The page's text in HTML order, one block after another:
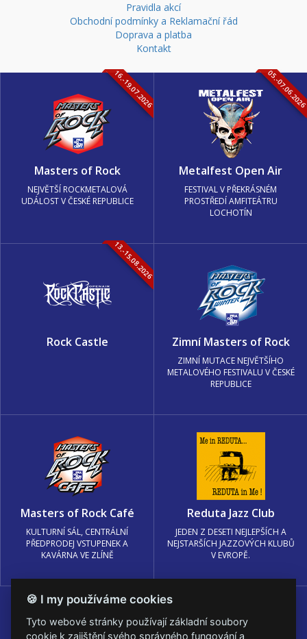
Pravidla akcí
Obchodní podmínky a Reklamační řád
Doprava a platba
Kontakt
16.-19.07.2026
Masters of Rock
NEJVĚTŠÍ ROCKMETALOVÁ
UDÁLOST V ČESKÉ REPUBLICE
05.-
Metalfest Open Air
FESTIVAL V PŘEKRÁSNÉM
PROSTŘEDÍ AMFITEÁTRU
LOCHOTÍN
13.-15.08.2026
Rock Castle Zimní Masters of Rock
ZIMNÍ MUTACE NEJVĚTŠÍHO
METALOVÉHO FESTIVALU V ČESKÉ
REPUBLICE
Masters of Rock Café
KULTURNÍ SÁL, CENTRÁLNÍ
PŘEDPRODEJ VSTUPENEK A
KAVÁRNA VE ZLÍNĚ
Reduta Jazz Club
JEDEN Z DESETI NEJLEPŠÍCH A
NEJSTARŠÍCH JAZZOVÝCH KLUBŮ
V EVROPĚ.
🍪 I my používáme cookies
Tyto webové stránky používají základní soubory
cookie k zajištění svého správného fungování a